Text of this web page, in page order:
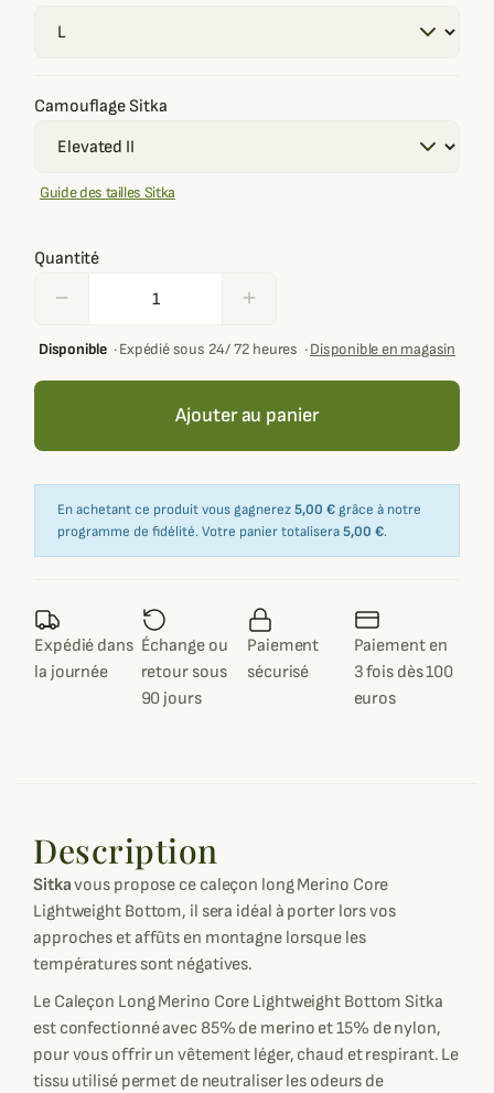
Camouflage Sitka
Guide des tailles Sitka
Quantité
remove add
Disponible·Expédié sous 24/ 72 heures ·Disponible en magasin
Ajouter au panier
En achetant ce produit vous gagnerez5,00 € grâce à notre
programme de fidélité. Votre panier totalisera5,00 €.
Expédié dans
la journée
Échange ou
retour sous
90 jours
Paiement
sécurisé
Paiement en
3 fois dès 100
euros
Description
Sitkavous propose ce caleçon long Merino Core
Lightweight Bottom, il sera idéal à porter lors vos
approches et affûts en montagne lorsque les
températures sont négatives.
Le Caleçon Long Merino Core Lightweight Bottom Sitka
est confectionné avec 85% de merino et 15% de nylon,
pour vous offrir un vêtement léger, chaud et respirant. Le
tissu utilisé permet de neutraliser les odeurs de